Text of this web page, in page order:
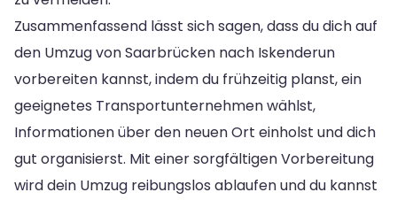
Zusammenfassend lässt sich sagen, dass du dich auf
den Umzug von Saarbrücken nach Iskenderun
vorbereiten kannst, indem du frühzeitig planst, ein
geeignetes Transportunternehmen wählst,
Informationen über den neuen Ort einholst und dich
gut organisierst. Mit einer sorgfältigen Vorbereitung
wird dein Umzug reibungslos ablaufen und du kannst